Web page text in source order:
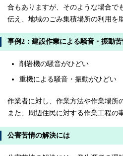
合もありますが、そのような場合で
伝え、地域のごみ集積場所の利用を
事例2：建設作業による騒音・振動
削岩機の騒音がひどい
重機による騒音・振動がひどい
作業者に対し、作業方法や作業場所
また、周辺住民に対する作業工程の
公害苦情の解決には